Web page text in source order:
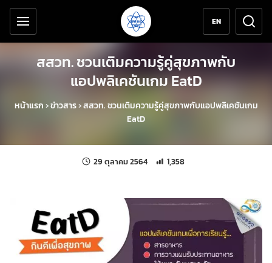
ข้ามไปยังเนื้อหาหลัก
เครื่องมือช่วยเหลือ
EN
สสวท. ชวนเติมความรู้คู่สุขภาพกับ
แอปพลิเคชันเกม EatD
หน้าแรก›ข่าวสาร›สสวท. ชวนเติมความรู้คู่สุขภาพกับแอปพลิเคชันเกม
EatD
29 ตุลาคม 2564 แก้ไขล่าสุดเมื่อ:
จำนวนการเข้าชม 1,358 ครั้ง
1,358